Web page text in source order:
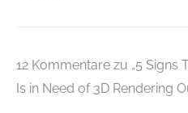
12 Kommentare zu „5 Signs
Is in Need of 3D Rendering